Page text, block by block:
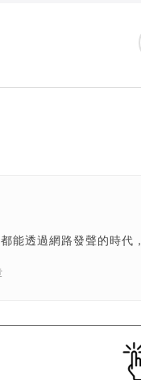
能透過網路發聲的時代